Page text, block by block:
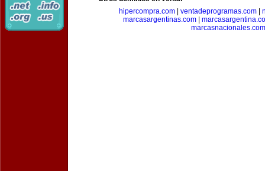
hipercompra.com
ventadeprogramas.com
marcasargentinas.com
marcasnacionales.com